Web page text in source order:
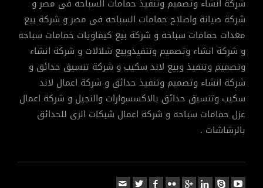
شركة انشاء وتصميم وتنفيذ حمامات السباحه فى مصر و
شركة صيانة واصلاح حمامات السباحه فى مصر و شركة بيع
معدات حمامات سباحه و شركة بيع كيماويات حمامات سباحه
و شركة انشاء وتصميم وتنفيذوبيع شلالات و شركة انشاء
وتصميم وتنفيذ وبيع لاند سكيب و شركة تنسيق حدائق و
شركة انشاء وتصميم وتنفيذ حدائق و شركة اعمال لاند
سكيب وتنسيق حدائق بالاكسسوارات والنجيل و شركة اعمال
عزل حمامات سباحه و شركة اعمال شبكات الرى للحدائق
بالرشاشات .